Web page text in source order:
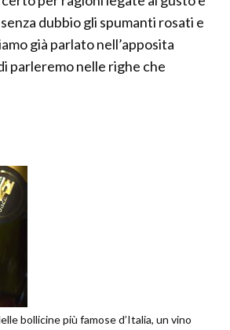
dubbio gli spumanti rosati e
già parlato nell’apposita
parleremo nelle righe che
bollicine più famose d’Italia, un vino